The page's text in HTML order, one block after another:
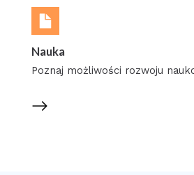
Nauka
Poznaj możliwości rozwoju